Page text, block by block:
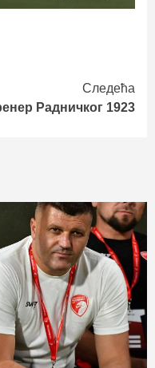
Следећа
Радничког 1923